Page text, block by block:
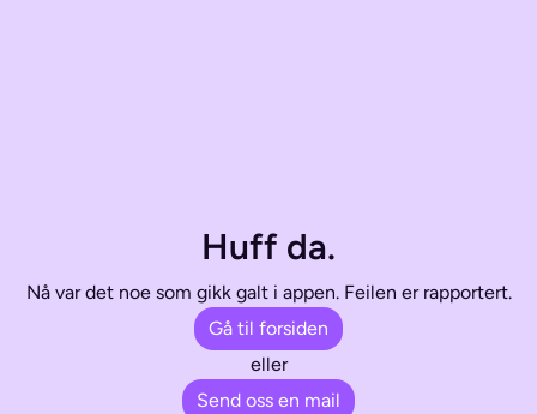
Huff da.
Nå var det noe som gikk galt i appen. Feilen er rapportert.
Gå til forsiden
eller
Send oss en mail